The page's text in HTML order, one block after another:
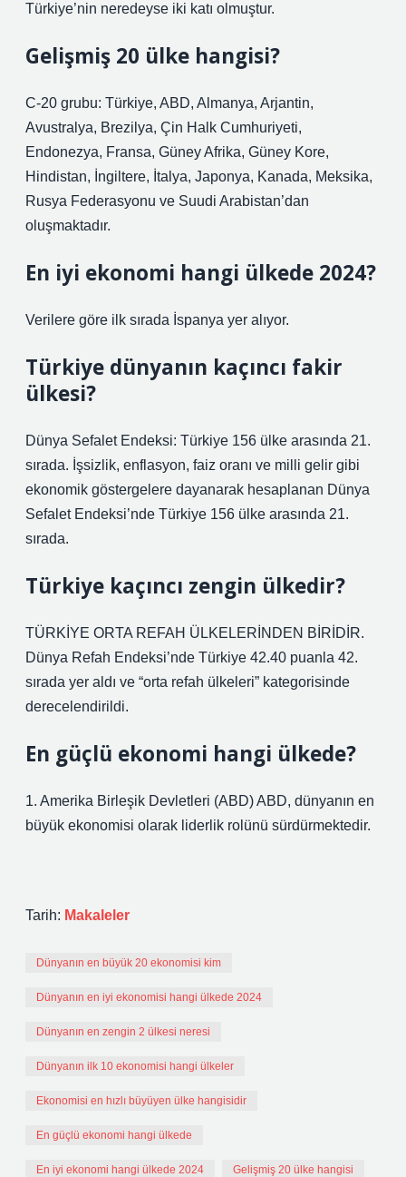
Türkiye’nin neredeyse iki katı olmuştur.
Gelişmiş 20 ülke hangisi?
C-20 grubu: Türkiye, ABD, Almanya, Arjantin,
Avustralya, Brezilya, Çin Halk Cumhuriyeti,
Endonezya, Fransa, Güney Afrika, Güney Kore,
Hindistan, İngiltere, İtalya, Japonya, Kanada, Meksika,
Rusya Federasyonu ve Suudi Arabistan’dan
oluşmaktadır.
En iyi ekonomi hangi ülkede 2024?
Verilere göre ilk sırada İspanya yer alıyor.
Türkiye dünyanın kaçıncı fakir
ülkesi?
Dünya Sefalet Endeksi: Türkiye 156 ülke arasında 21.
sırada. İşsizlik, enflasyon, faiz oranı ve milli gelir gibi
ekonomik göstergelere dayanarak hesaplanan Dünya
Sefalet Endeksi’nde Türkiye 156 ülke arasında 21.
sırada.
Türkiye kaçıncı zengin ülkedir?
TÜRKİYE ORTA REFAH ÜLKELERİNDEN BİRİDİR.
Dünya Refah Endeksi’nde Türkiye 42.40 puanla 42.
sırada yer aldı ve “orta refah ülkeleri” kategorisinde
derecelendirildi.
En güçlü ekonomi hangi ülkede?
1. Amerika Birleşik Devletleri (ABD) ABD, dünyanın en
büyük ekonomisi olarak liderlik rolünü sürdürmektedir.
Tarih: Makaleler
Dünyanın en büyük 20 ekonomisi kim
Dünyanın en iyi ekonomisi hangi ülkede 2024
Dünyanın en zengin 2 ülkesi neresi
Dünyanın ilk 10 ekonomisi hangi ülkeler
Ekonomisi en hızlı büyüyen ülke hangisidir
En güçlü ekonomi hangi ülkede
En iyi ekonomi hangi ülkede 2024 Gelişmiş 20 ülke hangisi